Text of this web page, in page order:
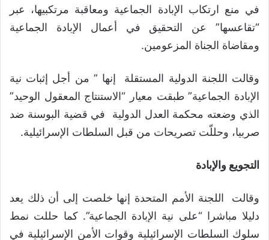
في منع ارتكاب الإبادة الجماعية ومعاقبة مرتكبيها، عبر
“تقاعسها” عن التحقيق في أعمال الإبادة الجماعية
ومقاضاة الجناة المزعومين.
وقالت اللجنة الدولية المستقلة إنها ” من أجل إثبات نية
الإبادة الجماعية” طبقت معيار “الاستنتاج المعقول الوحيد”
الذي وضعته محكمة العدل الدولية في قضية البوسنة ضد
صربيا، وحللّت تصريحات من قبل السلطات الإسرائيلية.
التجويع والإبادة
وقالت اللجنة الأمم المتحدة إنها خلصت إلى أن ذلك يعد
دليلا مباشرا “على نية الإبادة الجماعية”. كما حللت نمط
سلوك السلطات الإسرائيلية وقوات الأمن الإسرائيلية في